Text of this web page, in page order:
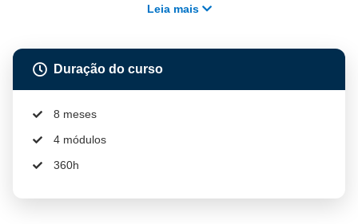
Leia mais
Duração do curso
8 meses
4 módulos
360h